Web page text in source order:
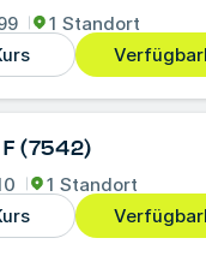
1 Standort
F (7542)
1 Standort